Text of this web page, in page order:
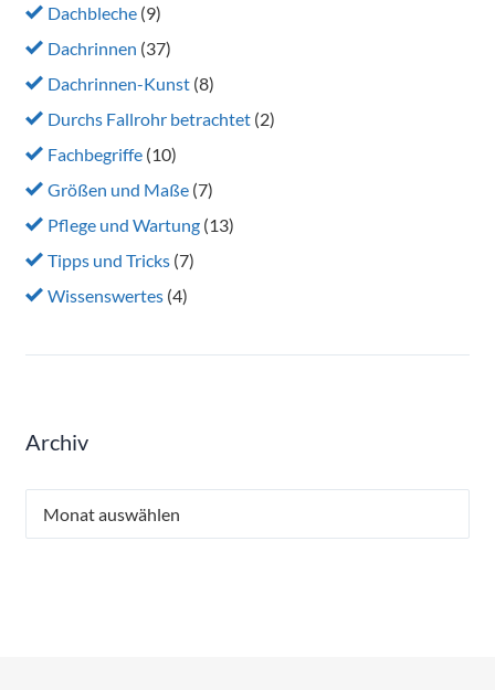
Dachbleche (9)
Dachrinnen (37)
Dachrinnen-Kunst (8)
Durchs Fallrohr betrachtet (2)
Fachbegriffe (10)
Größen und Maße (7)
Pflege und Wartung (13)
Tipps und Tricks (7)
Wissenswertes (4)
Archiv